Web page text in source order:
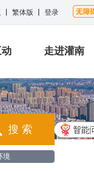
繁体版 登录
走进灌南
搜 索
境